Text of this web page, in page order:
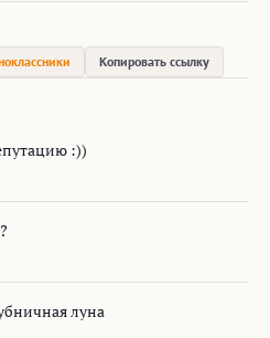
Копировать ссылку
:))
луна